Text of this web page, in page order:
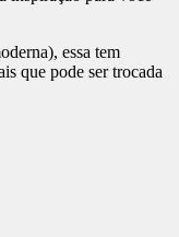
essa tem
que pode ser trocada